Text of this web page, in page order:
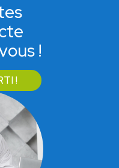
!
!